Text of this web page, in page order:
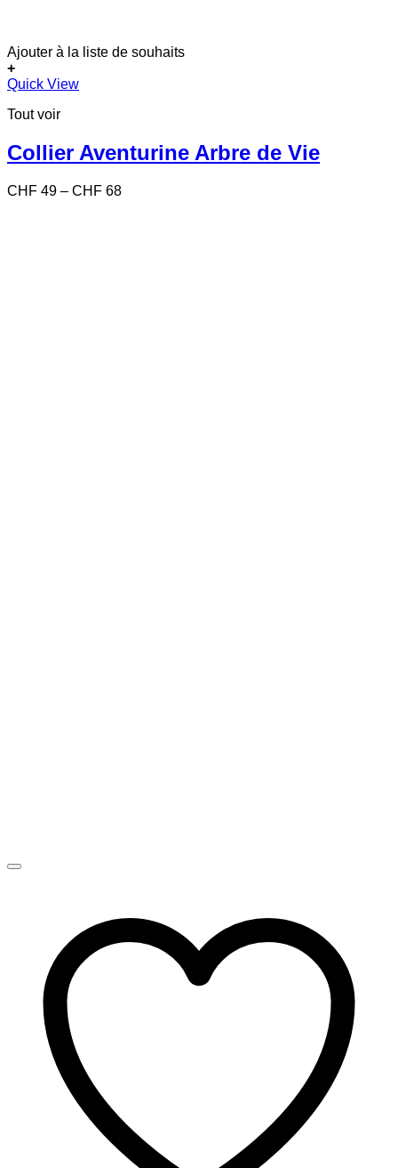
Ajouter à la liste de souhaits
+
Ce
a
variations.
Les
peuvent
Quick View
Tout voir
Collier Aventurine Arbre de Vie
CHF 49 – CHF 68Price